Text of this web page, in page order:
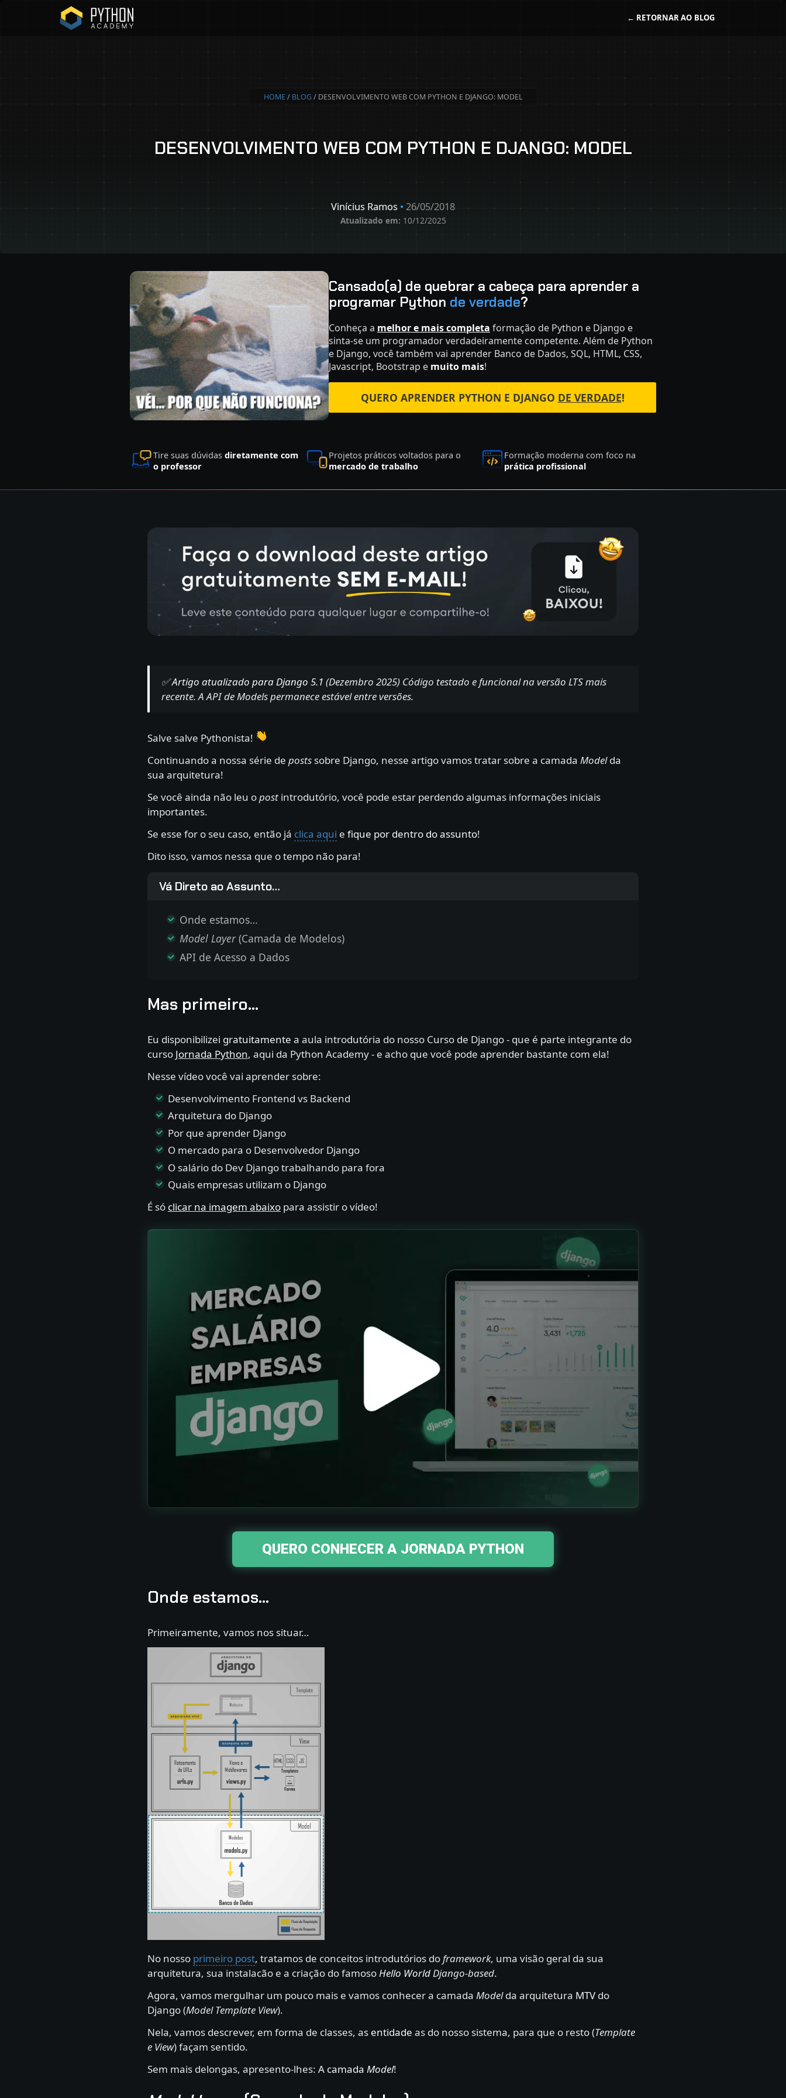
← RETORNARAO BLOG
HOME/ BLOG/ DESENVOLVIMENTO WEB COM PYTHON E DJANGO: MODEL
DESENVOLVIMENTO WEB COM PYTHON E DJANGO: MODEL
Vinícius Ramos • 26/05/2018
Atualizado em: 10/12/2025
Cansado(a) de quebrar a cabeça para aprender a
programar Python de verdade?
Conheça a melhor e mais completa formação de Python e Django e
sinta-se um programador verdadeiramente competente. Além de Python
e Django, você também vai aprender Banco de Dados, SQL, HTML, CSS,
Javascript, Bootstrap e muito mais!
QUERO APRENDER PYTHON E DJANGO DE VERDADE!
Tire suas dúvidas diretamente com
o professor
Projetos práticos voltados para o
mercado de trabalho
Formação moderna com foco na
prática profissional
✅Artigo atualizado para Django 5.1 (Dezembro 2025) Código testado e funcional na versão LTS mais
recente. A API de Models permanece estável entre versões.
Salve salve Pythonista!
Continuando a nossa série de posts sobre Django, nesse artigo vamos tratar sobre a camada Modelda
sua arquitetura!
Se você ainda não leu opost introdutório, você pode estar perdendo algumas informações iniciais
importantes.
Se esse for o seu caso, então já clica aqui e fique por dentro do assunto!
Dito isso, vamos nessa que o tempo não para!
Vá Direto ao Assunto…
Onde estamos…
Model Layer(Camada de Modelos)
API de Acesso a Dados
Mas primeiro...
Eu disponibilizei gratuitamente a aula introdutória do nosso Curso de Django - que é parte integrante do
curso Jornada Python, aqui da Python Academy - e acho que você pode aprender bastante com ela!
Nesse vídeo você vai aprender sobre:
Desenvolvimento Frontend vs Backend
Arquitetura do Django
Por que aprender Django
O mercado para o Desenvolvedor Django
O salário do Dev Django trabalhando para fora
Quais empresas utilizam o Django
É só clicar na imagem abaixo para assistir o vídeo!
QUERO CONHECER A JORNADA PYTHON
Onde estamos…
Primeiramente, vamos nos situar…
No nosso primeiro post, tratamos de conceitos introdutórios doframework, uma visão geral da sua
arquitetura, sua instalacão e a criação do famosoHello WorldDjango-based.
Agora, vamos mergulhar um pouco mais e vamos conhecer a camada Modelda arquitetura MTV do
Django (Model Template View).
Nela, vamos descrever, em forma de classes, as entidade as do nosso sistema, para que o resto (Template
e View) façam sentido.
Sem mais delongas, apresento-lhes: A camada Model!